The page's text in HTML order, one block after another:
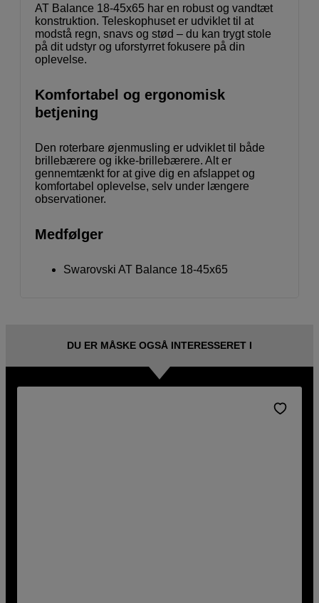
AT Balance 18-45x65 har en robust og vandtæt
konstruktion. Teleskophuset er udviklet til at
modstå regn, snavs og stød – du kan trygt stole
på dit udstyr og uforstyrret fokusere på din
oplevelse.
Komfortabel og ergonomisk
betjening
Den roterbare øjenmusling er udviklet til både
brillebærere og ikke-brillebærere. Alt er
gennemtænkt for at give dig en afslappet og
komfortabel oplevelse, selv under længere
observationer.
Medfølger
Swarovski AT Balance 18-45x65
DU ER MÅSKE OGSÅ INTERESSERET I